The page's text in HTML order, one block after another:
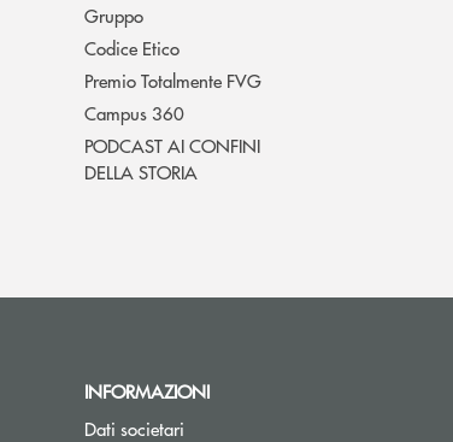
Gruppo
Codice Etico
Premio Totalmente FVG
Campus 360
PODCAST AI CONFINI
DELLA STORIA
INFORMAZIONI
Dati societari